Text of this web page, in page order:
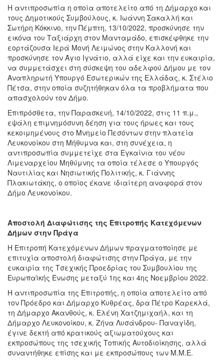
Η αντιπροσωπία η οποία αποτελείτο από τη Δήμαρχο και
τους Δημοτικούς Συμβούλους, κ. Ιωάννη Σακαλλή και
Σωτήρη Κόκκινο, την Πέμπτη, 13/10/2022, προσκύνησε την
εικόνα του Ταξιάρχη στον Μανταμάδο, επισκέφθηκε την
εορτάζουσα Ιερά Μονή Λειμώνος στην Καλλονή και
προσκύνησε τον Άγιο Ιγνάτιο, αλλά είχε και την ευκαιρία,
να συμμετάσχει στη σύσκεψη του αδελφού Δήμου με τον
Αναπληρωτή Υπουργό Εσωτερικών της Ελλάδας, κ. Στέλιο
Πέτσα, στην οποία συζητήθηκαν όλα τα προβλήματα που
απασχολούν τον Δήμο.
Επιπρόσθετα, την Παρασκευή, 14/10/2022, στις 11 π.μ.,
εψάλη επιμνημόσυνη δέηση για τους ήρωες και τους
κεκοιμημένους στο Μνημείο Πεσόντων στην πλατεία
Λευκονοίκου στη Μήθυμνα και, στη συνέχεια, η
αντιπροσωπία συμμετείχε στα Εγκαίνια του νέου
Λιμεναρχείου Μηθύμνης τα οποία τέλεσε ο Υπουργός
Ναυτιλίας και Νησιωτικής Πολιτικής, κ. Γιάννης
Πλακιωτάκης, ο οποίος έκανε ιδιαίτερη αναφορά στον
Δήμο Λευκονοίκου.
Αποστολή Διαφώτισης της Επιτροπής Κατεχόμενων
Δήμων στην Πράγα
Η Επιτροπή Κατεχόμενων Δήμων πραγματοποίησε με
επιτυχία αποστολή διαφώτισης στην Πράγα, με την
ευκαιρία της Τσεχικής Προεδρίας του Συμβουλίου της
Ευρωπαϊκής Ένωσης μεταξύ 1ης και 4ης Νοεμβρίου 2022.
Η αντιπροσωπία της Επιτροπής, η οποία απoτελείτο από
τον Πρόεδρο και Δήμαρχο Κυθρέας, δρα Πέτρο Καρεκλά,
τη Δήμαρχο Ακανθούς, κ. Ελένη Χατζημιχαήλ, και τη
Δήμαρχο Λευκονοίκου, κ. Ζήνα Λυσάνδρου- Παναγίδη,
έγινε δεκτή από κρατικούς αξιωματούχους και
εκπροσώπους της τσεχικής Τοπικής Αυτοδιοίκησης, αλλά
συναντήθηκε επίσης και με εκπροσώπους των Μ.Μ.Ε.